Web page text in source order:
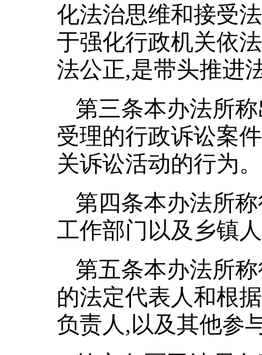
化法治思维和接受
于强化行政机关依
法公正,是带头推进
第三条本办法所
受理的行政诉讼案
关诉讼活动的行为。
第四条本办法所
工作部门以及乡镇
第五条本办法所
的法定代表人和根
负责人,以及其他参